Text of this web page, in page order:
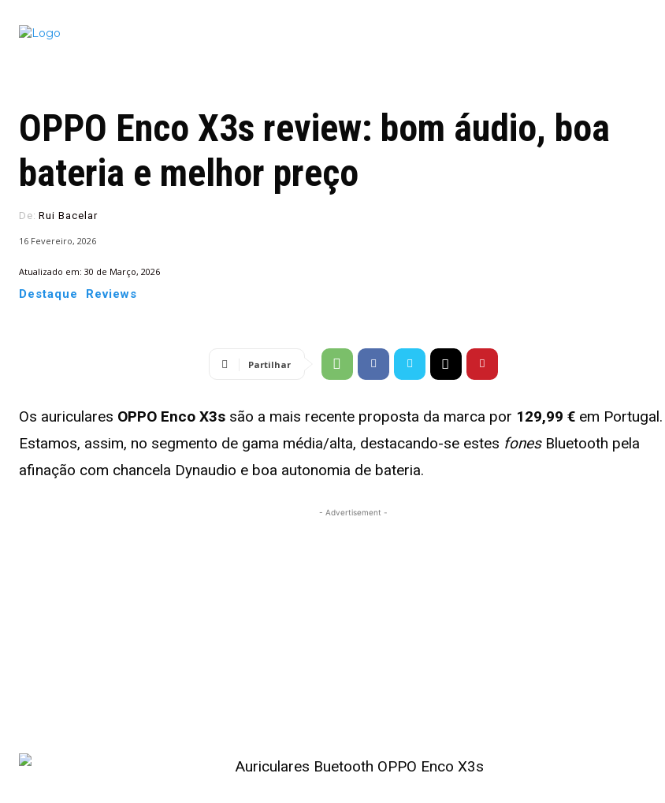
OPPO Enco X3s review: bom áudio, boa
bateria e melhor preço
De: Rui Bacelar
16 Fevereiro, 2026
Atualizado em: 30 de Março, 2026
Destaque Reviews
Partilhar
Os auriculares OPPO Enco X3s são a mais recente proposta da marca por 129,99 € em Portugal.
Estamos, assim, no segmento de gama média/alta, destacando-se estes fonesBluetooth pela
afinação com chancela Dynaudio e boa autonomia de bateria.
- Advertisement -